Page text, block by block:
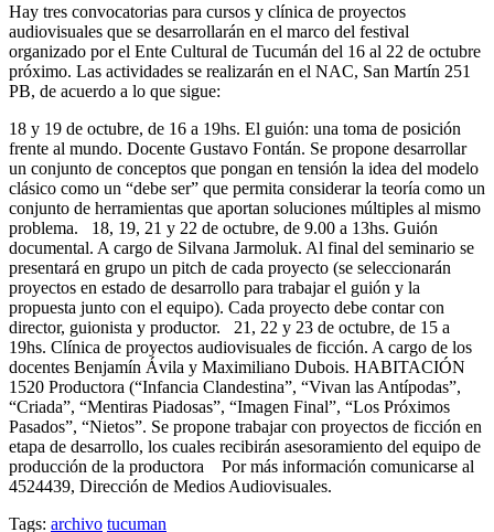
Hay tres convocatorias para cursos y clínica de proyectos
audiovisuales que se desarrollarán en el marco del festival
organizado por el Ente Cultural de Tucumán del 16 al 22 de octubre
próximo. Las actividades se realizarán en el NAC, San Martín 251
PB, de acuerdo a lo que sigue:
18 y 19 de octubre, de 16 a 19hs. El guión: una toma de posición
frente al mundo. Docente Gustavo Fontán. Se propone desarrollar
un conjunto de conceptos que pongan en tensión la idea del modelo
clásico como un “debe ser” que permita considerar la teoría como un
conjunto de herramientas que aportan soluciones múltiples al mismo
problema. 18, 19, 21 y 22 de octubre, de 9.00 a 13hs. Guión
documental. A cargo de Silvana Jarmoluk. Al final del seminario se
presentará en grupo un pitch de cada proyecto (se seleccionarán
proyectos en estado de desarrollo para trabajar el guión y la
propuesta junto con el equipo). Cada proyecto debe contar con
director, guionista y productor. 21, 22 y 23 de octubre, de 15 a
19hs. Clínica de proyectos audiovisuales de ficción. A cargo de los
docentes Benjamín Ávila y Maximiliano Dubois. HABITACIÓN
1520 Productora (“Infancia Clandestina”, “Vivan las Antípodas”,
“Criada”, “Mentiras Piadosas”, “Imagen Final”, “Los Próximos
Pasados”, “Nietos”. Se propone trabajar con proyectos de ficción en
etapa de desarrollo, los cuales recibirán asesoramiento del equipo de
producción de la productora Por más información comunicarse al
4524439, Dirección de Medios Audiovisuales.
Tags: archivo tucuman